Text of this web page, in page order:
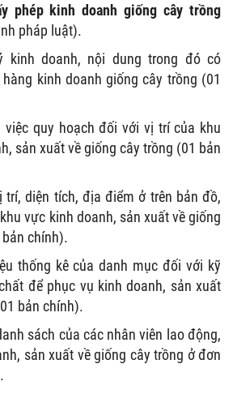
phép kinh doanh giống cây trồng
pháp luật).
kinh doanh, nội dung trong đó có
kinh doanh giống cây trồng (01
việc quy hoạch đối với vị trí của khu
sản xuất về giống cây trồng (01 bản
trí, diện tích, địa điểm ở trên bản đồ,
vực kinh doanh, sản xuất về giống
chính).
thống kê của danh mục đối với kỹ
để phục vụ kinh doanh, sản xuất
bản chính).
sách của các nhân viên lao động,
sản xuất về giống cây trồng ở đơn